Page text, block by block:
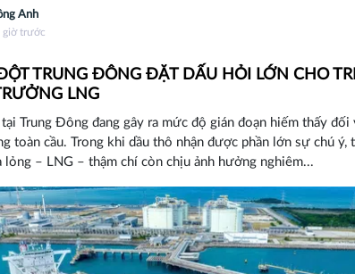
Anh
giờ trước
TRUNG ĐÔNG ĐẶT DẤU HỎI LỚN CHO
LNG
Trung Đông đang gây ra mức độ gián đoạn hiếm thấy đối
toàn cầu. Trong khi dầu thô nhận được phần lớn sự chú
lỏng – LNG – thậm chí còn chịu ảnh hưởng nghiêm...